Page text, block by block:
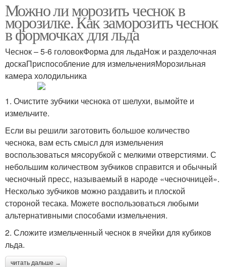
Можно ли морозить чеснок в
морозилке. Как заморозить чеснок
в формочках для льда
Чеснок – 5-6 головокФорма для льдаНож и разделочная
доскаПриспособление для измельченияМорозильная
камера холодильника
1. Очистите зубчики чеснока от шелухи, вымойте и
измельчите.
Если вы решили заготовить большое количество
чеснока, вам есть смысл для измельчения
воспользоваться мясорубкой с мелкими отверстиями. С
небольшим количеством зубчиков справится и обычный
чесночный пресс, называемый в народе «чесночницей».
Несколько зубчиков можно раздавить и плоской
стороной тесака. Можете воспользоваться любыми
альтернативными способами измельчения.
2. Сложите измельченный чеснок в ячейки для кубиков
льда.
читать дальше →